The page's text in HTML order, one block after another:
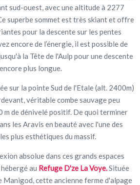
sud-ouest, avec une altitude à 2277
superbe sommet est très skiant et offre
pour la descente sur les pentes
encore de l’énergie, il est possible de
la Tête de l'Aulp pour une descente
encore plus longue.
sur la pointe Sud de l'Etale (alt. 2400m)
véritable combe sauvage peu
m de dénivelé positif. De quoi terminer
les Aravis en beauté avec l'une des
plus esthétiques du massif.
absolue dans ces grands espaces
au Refuge D'ze La Voye.Située
Manigod, cette ancienne ferme d'alpage